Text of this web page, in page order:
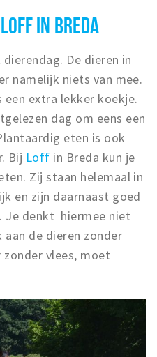
IN BREDA
De dieren in
namelijk niets van mee.
extra lekker koekje.
dag om eens een
eten is ook
Bij Loff in Breda kun je
Zij staan helemaal in
en zijn daarnaast goed
Je denkt hiermee niet
aan de dieren zonder
zonder vlees, moet